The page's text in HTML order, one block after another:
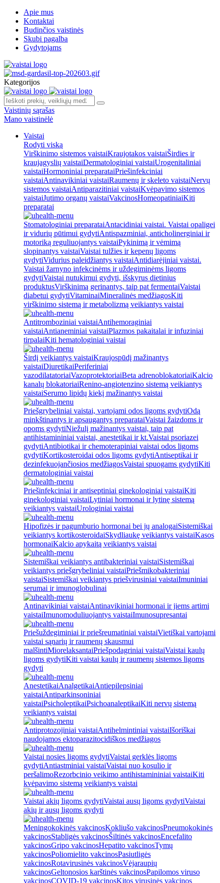
Apie mus
Kontaktai
Budinčios vaistinės
Skubi pagalba
Gydytojams
Kategorijos
Vaistinių sąrašas
Mano vaistinėlė
Vaistai
Rodyti viską
Virškinimo sistemos vaistaiKraujotakos vaistaiŠirdies ir
kraujagyslių vaistaiDermatologiniai vaistaiUrogenitaliniai
vaistaiHormoniniai preparataiPriešinfekciniai
vaistaiAntinavikiniai vaistaiRaumenų ir skeleto vaistaiNervų
sistemos vaistaiAntiparazitiniai vaistaiKvėpavimo sistemos
vaistaiJutimo organų vaistaiVakcinosHomeopatiniaiKiti
preparatai
Stomatologiniai preparataiAntacidiniai vaistai. Vaistai opaligei
ir vidurių pūtimui gydytiAntispazminiai, anticholinerginiai ir
motoriką reguliuojantys vaistaiPykinimą ir vėmimą
slopinantys vaistaiVaistai tulžies ir kepenų ligoms
gydytiVidurius paleidžiantys vaistaiAntidiarėjiniai vaistai.
Vaistai žarnyno infekcinėms ir uždegiminėms ligoms
gydytiVaistai nutukimui gydyti, išskyrus dietinius
produktusVirškinimą gerinantys, taip pat fermentaiVaistai
diabetui gydytiVitaminaiMineralinės medžiagosKiti
virškinimo sistemą ir metabolizmą veikiantys vaistai
Antitromboziniai vaistaiAntihemoraginiai
vaistaiAntianeminiai vaistaiPlazmos pakaitalai ir infuziniai
tirpalaiKiti hematologiniai vaistai
Širdį veikiantys vaistaiKraujospūdį mažinantys
vaistaiDiuretikaiPeriferiniai
vazodilatatoriaiVazoprotektoriaiBeta adrenoblokatoriaiKalcio
kanalų blokatoriaiRenino-angiotenzino sistemą veikiantys
vaistaiSerumo lipidų kiekį mažinantys vaistai
Priešgrybeliniai vaistai, vartojami odos ligoms gydytiOdą
minkštinantys ir apsaugantys preparataiVaistai žaizdoms ir
opoms gydytiNiežulį mažinantys vaistai, taip pat
antihistamininiai vaistai, anestetikai ir kt.Vaistai psoriazei
gydytiAntibiotikai ir chemoterapiniai vaistai odos ligoms
gydytiKortikosteroidai odos ligoms gydytiAntiseptikai ir
dezinfekuojančiosios medžiagosVaistai spuogams gydytiKiti
dermatologiniai vaistai
Priešinfekciniai ir antiseptiniai ginekologiniai vaistaiKiti
ginekologiniai vaistaiLytiniai hormonai ir lytinę sistemą
veikiantys vaistaiUrologiniai vaistai
Hipofizės ir pagumburio hormonai bei jų analogaiSistemiškai
veikiantys kortikosteroidaiSkydliaukę veikiantys vaistaiKasos
hormonaiKalcio apykaitą veikiantys vaistai
Sistemiškai veikiantys antibakteriniai vaistaiSistemiškai
veikiantys priešgrybeliniai vaistaiPriešmikobakteriniai
vaistaiSistemiškai veikiantys priešvirusiniai vaistaiImuniniai
serumai ir imunoglobulinai
Antinavikiniai vaistaiAntinavikiniai hormonai ir jiems artimi
vaistaiImunomoduliuojantys vaistaiImunosupresantai
Priešuždegiminiai ir priešreumatiniai vaistaiVietiškai vartojami
vaistai sąnarių ir raumenų skausmui
malšintiMiorelaksantaiPriešpodagriniai vaistaiVaistai kaulų
ligoms gydytiKiti vaistai kaulų ir raumenų sistemos ligoms
gydyti
AnestetikaiAnalgetikaiAntiepilepsiniai
vaistaiAntiparkinsoniniai
vaistaiPsicholeptikaiPsichoanaleptikaiKiti nervų sistemą
veikiantys vaistai
Antiprotozojiniai vaistaiAntihelmintiniai vaistaiIšoriškai
naudojamos ektoparazitocidiškos medžiagos
Vaistai nosies ligoms gydytiVaistai gerklės ligoms
gydytiAntiastminiai vaistaiVaistai nuo kosulio ir
peršalimoRezorbcinio veikimo antihistamininiai vaistaiKiti
kvėpavimo sistemą veikiantys vaistai
Vaistai akių ligoms gydytiVaistai ausų ligoms gydytiVaistai
akių ir ausų ligoms gydyti
Meningokokinės vakcinosKokliušo vakcinosPneumokokinės
vakcinosStabligės vakcinosŠiltinės vakcinosEncefalito
vakcinosGripo vakcinosHepatito vakcinosTymų
vakcinosPoliomielito vakcinosPasiutligės
vakcinosRotavirusinės vakcinosVėjaraupių
vakcinosGeltonosios karštinės vakcinosPapilomos viruso
vakcinosCOVID-19 vakcinosKitos virusinės vakcinos